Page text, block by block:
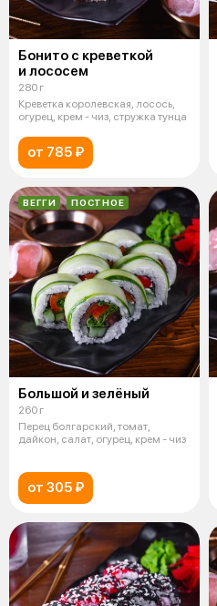
Бонито с креветкой
и лососем
280 г
Креветка королевская, лосось,
огурец, крем - чиз, стружка тунца
от 785 ₽
ВЕГГИ ПОСТНОЕ
Большой и зелёный
260 г
Перец болгарский, томат,
дайкон, салат, огурец, крем - чиз
от 305 ₽